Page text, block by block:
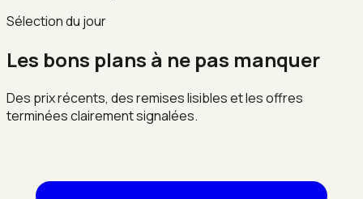
Sélection du jour
Les bons plans à ne pas manquer
Des prix récents, des remises lisibles et les offres
terminées clairement signalées.